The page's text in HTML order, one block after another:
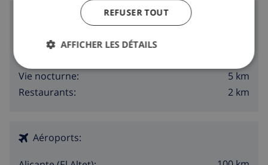
Vie nocturne:
5 km
Restaurants:
2 km
Aéroports:
REFUSER TOUT
AFFICHER LES DÉTAILS